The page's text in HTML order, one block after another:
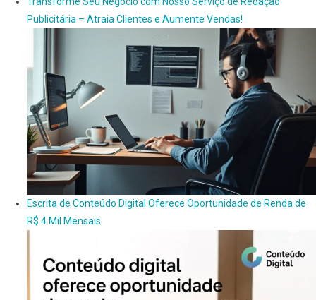
Publicitária – Atraia Clientes e Aumente Vendas!
Escrita de Conteúdo Digital Oferece Oportunidade de Renda de
R$ 4 Mil Mensais